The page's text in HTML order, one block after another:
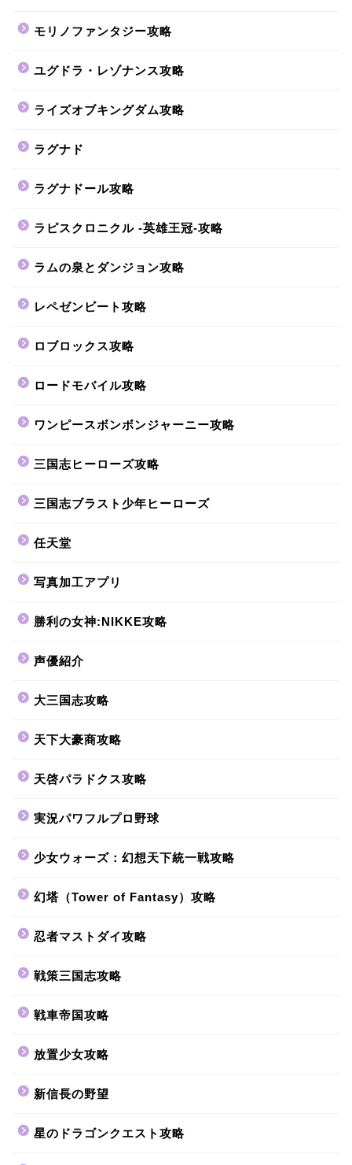
モリノファンタジー攻略
ユグドラ・レゾナンス攻略
ライズオブキングダム攻略
ラグナド
ラグナドール攻略
ラピスクロニクル -英雄王冠-攻略
ラムの泉とダンジョン攻略
レペゼンビート攻略
ロブロックス攻略
ロードモバイル攻略
ワンピースボンボンジャーニー攻略
三国志ヒーローズ攻略
三国志ブラスト少年ヒーローズ
任天堂
写真加工アプリ
勝利の女神:NIKKE攻略
声優紹介
大三国志攻略
天下大豪商攻略
天啓パラドクス攻略
実況パワフルプロ野球
少女ウォーズ：幻想天下統一戦攻略
幻塔（Tower of Fantasy）攻略
忍者マストダイ攻略
戦策三国志攻略
戦車帝国攻略
放置少女攻略
新信長の野望
星のドラゴンクエスト攻略